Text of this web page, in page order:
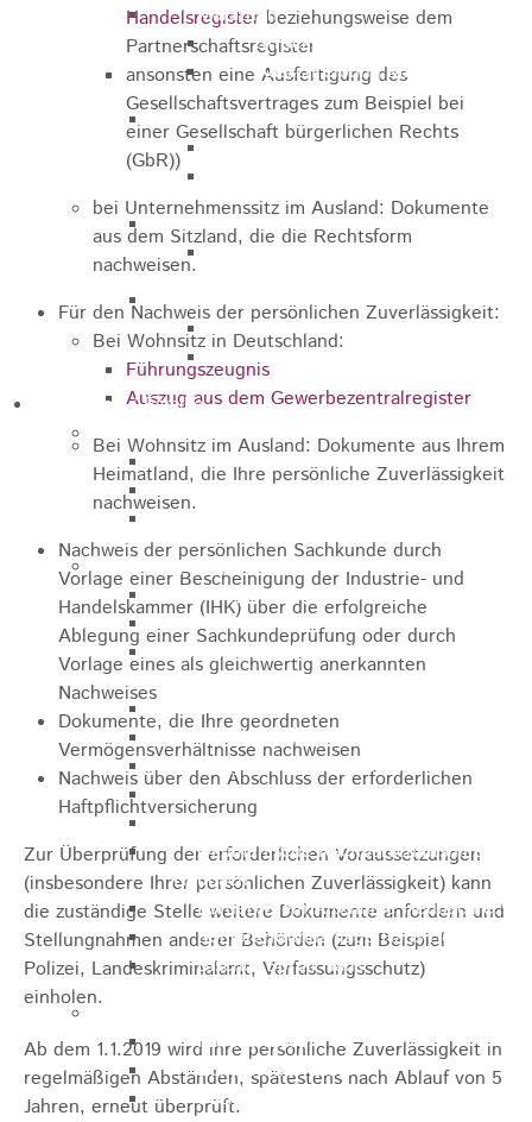
Marathon
Streckenbeschreibung
Ausschreibung Marathon
Enduro
Streckenbeschreibung
Pumptrack
Bundesliga
Streckenbeschreibung
Ausschreibung
Bildung / Familie
Soziales
Familienbüro
Ehrenamtsbörse
Pflegeangebote
Pflegeberatung
Runder Tisch Pflege
Ökumenische Sozialstation
Rosenstein
Villa Rosenstein
DRK Mehrgenerationenhaus
Pflegewohnhaus Haus Kielwein
Seniorenzentrum Heubach
VDK Ortsverband Heubach
Ökumenische Nachbarschaftshilfe
Heubach
Förderverein Altenhilfe Heubach e.V.
Seniorenwohnanlage Haus Hohgarten
Bischof Sproll Haus
Familienbüro
Zukunftswerkstatt
Sozialpädagogische Familienberatung
Handelsregister beziehungsweise dem
Partnerschaftsregister
ansonsten eine Ausfertigung des
Gesellschaftsvertrages zum Beispiel bei
einer Gesellschaft bürgerlichen Rechts
(GbR))
bei Unternehmenssitz im Ausland: Dokumente
aus dem Sitzland, die die Rechtsform
nachweisen.
Für den Nachweis der persönlichen Zuverlässigkeit:
Bei Wohnsitz in Deutschland:
Führungszeugnis
Auszug aus dem Gewerbezentralregister
Bei Wohnsitz im Ausland: Dokumente aus Ihrem
Heimatland, die Ihre persönliche Zuverlässigkeit
nachweisen.
Nachweis der persönlichen Sachkunde durch
Vorlage einer Bescheinigung der Industrie- und
Handelskammer (IHK) über die erfolgreiche
Ablegung einer Sachkundeprüfung oder durch
Vorlage eines als gleichwertig anerkannten
Nachweises
Dokumente, die Ihre geordneten
Vermögensverhältnisse nachweisen
Nachweis über den Abschluss der erforderlichen
Haftpflichtversicherung
Zur Überprüfung der erforderlichen Voraussetzungen
(insbesondere Ihrer persönlichen Zuverlässigkeit) kann
die zuständige Stelle weitere Dokumente anfordern und
Stellungnahmen anderer Behörden (zum Beispiel
Polizei, Landeskriminalamt, Verfassungsschutz)
einholen.
Ab dem 1.1.2019 wird ihre persönliche Zuverlässigkeit in
regelmäßigen Abständen, spätestens nach Ablauf von 5
Jahren, erneut überprüft.